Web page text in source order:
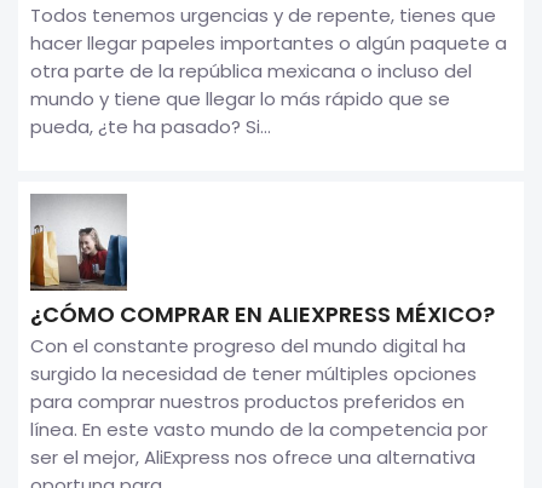
Todos tenemos urgencias y de repente, tienes que
hacer llegar papeles importantes o algún paquete a
otra parte de la república mexicana o incluso del
mundo y tiene que llegar lo más rápido que se
pueda, ¿te ha pasado? Si...
¿CÓMO COMPRAR EN ALIEXPRESS MÉXICO?
Con el constante progreso del mundo digital ha
surgido la necesidad de tener múltiples opciones
para comprar nuestros productos preferidos en
línea. En este vasto mundo de la competencia por
ser el mejor, AliExpress nos ofrece una alternativa